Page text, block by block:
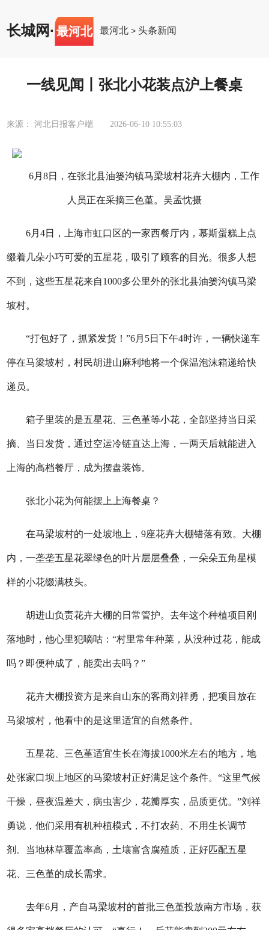
长城网· 最河北 最河北 >头条新闻
一线见闻丨张北小花装点沪上餐桌
来源： 河北日报客户端 2026-06-10 10:55:03
6月8日，在张北县油篓沟镇马梁坡村花卉大棚内，工作
人员正在采摘三色堇。吴孟忱摄
6月4日，上海市虹口区的一家西餐厅内，慕斯蛋糕上点
缀着几朵小巧可爱的五星花，吸引了顾客的目光。很多人想
不到，这些五星花来自1000多公里外的张北县油篓沟镇马梁
坡村。
“打包好了，抓紧发货！”6月5日下午4时许，一辆快递车
停在马梁坡村，村民胡进山麻利地将一个保温泡沫箱递给快
递员。
箱子里装的是五星花、三色堇等小花，全部坚持当日采
摘、当日发货，通过空运冷链直达上海，一两天后就能进入
上海的高档餐厅，成为摆盘装饰。
张北小花为何能摆上上海餐桌？
在马梁坡村的一处坡地上，9座花卉大棚错落有致。大棚
内，一垄垄五星花翠绿色的叶片层层叠叠，一朵朵五角星模
样的小花缀满枝头。
胡进山负责花卉大棚的日常管护。去年这个种植项目刚
落地时，他心里犯嘀咕：“村里常年种菜，从没种过花，能成
吗？即便种成了，能卖出去吗？”
花卉大棚投资方是来自山东的客商刘祥勇，把项目放在
马梁坡村，他看中的是这里适宜的自然条件。
五星花、三色堇适宜生长在海拔1000米左右的地方，地
处张家口坝上地区的马梁坡村正好满足这个条件。“这里气候
干燥，昼夜温差大，病虫害少，花瓣厚实，品质更优。”刘祥
勇说，他们采用有机种植模式，不打农药、不用生长调节
剂。当地林草覆盖率高，土壤富含腐殖质，正好匹配五星
花、三色堇的成长需求。
去年6月，产自马梁坡村的首批三色堇投放南方市场，获